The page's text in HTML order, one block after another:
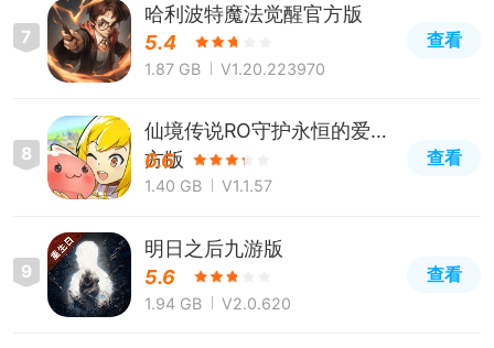
7
哈利波特魔法觉醒官方版
5.4
1.87 GB V1.20.223970
查看
8
仙境传说RO守护永恒的爱官
方版
6.6
1.40 GB V1.1.57
查看
9
明日之后九游版
5.6
1.94 GB V2.0.620
查看